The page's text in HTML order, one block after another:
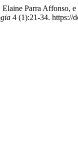
Parra Affonso,
4 (1):21-34. https://